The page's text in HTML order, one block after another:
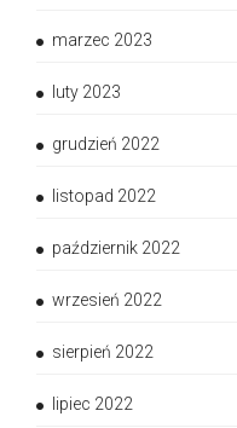
marzec 2023
luty 2023
grudzień 2022
listopad 2022
październik 2022
wrzesień 2022
sierpień 2022
lipiec 2022